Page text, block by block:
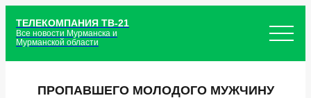
ТЕЛЕКОМПАНИЯ ТВ-21
Все новости Мурманска и
Мурманской области
ПРОПАВШЕГО МОЛОДОГО МУЖЧИНУ